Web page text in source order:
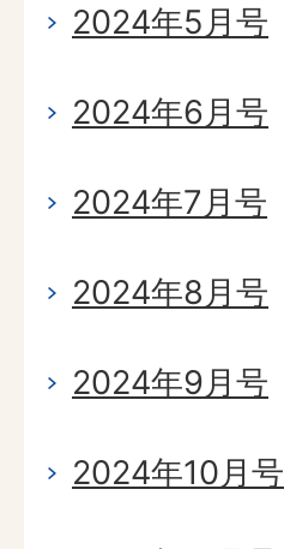
2024年5月号
2024年6月号
2024年7月号
2024年8月号
2024年9月号
2024年10月号